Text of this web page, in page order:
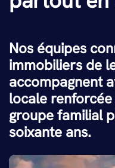
Nos équipes
immobiliers de
accompagnent
locale
groupe familial
soixante ans.